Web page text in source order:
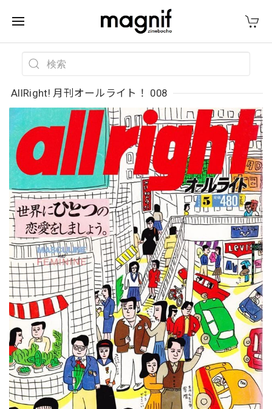
AllRight! 月刊オールライト！ 008